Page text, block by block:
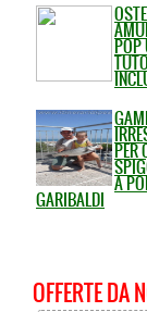
POP
PER
A
GARIBALDI
OFFERTE DA